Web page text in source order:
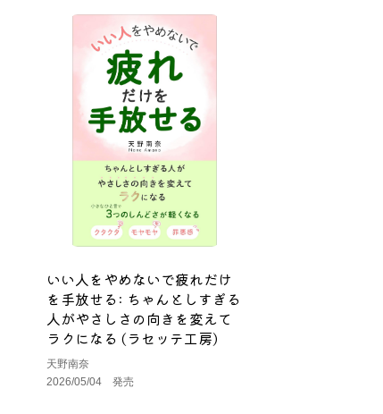
いい人をやめないで疲れだけ
を手放せる: ちゃんとしすぎる
人がやさしさの向きを変えて
ラクになる (ラセッテ工房)
天野南奈
2026/05/04 発売